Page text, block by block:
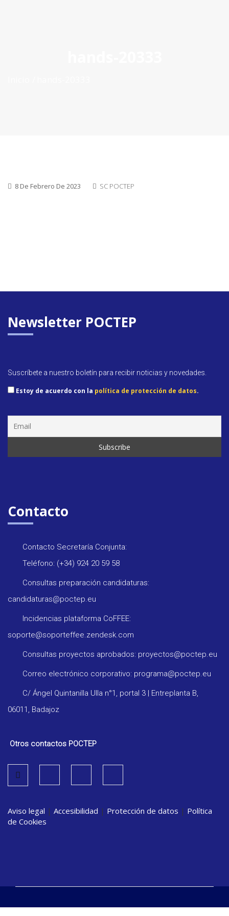
8 De Febrero De 2023 SC POCTEP
Newsletter POCTEP
Suscríbete a nuestro boletín para recibir noticias y novedades.
Estoy de acuerdo con la política de protección de datos.
Contacto
Contacto Secretaría Conjunta:
Teléfono: (+34) 924 20 59 58
Consultas preparación candidaturas:
candidaturas@poctep.eu
Incidencias plataforma CoFFEE:
soporte@soporteffee.zendesk.com
Consultas proyectos aprobados: proyectos@poctep.eu
Correo electrónico corporativo: programa@poctep.eu
C/ Ángel Quintanilla Ulla n°1, portal 3 | Entreplanta B,
06011, Badajoz
Otros contactos POCTEP
Aviso legal | Accesibilidad | Protección de datos | Política
de Cookies